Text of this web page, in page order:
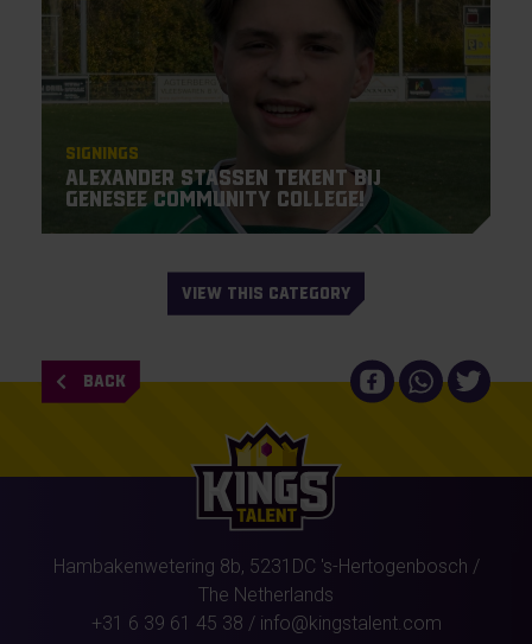
Signings
Alexander Stassen tekent bij
Genesee Community College!
VIEW THIS CATEGORY
BACK
Hambakenwetering 8b, 5231DC 's-Hertogenbosch /
The Netherlands
+31 6 39 61 45 38 / info@kingstalent.com